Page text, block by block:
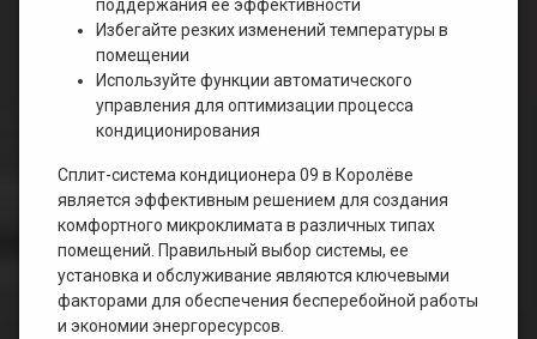
поддержания ее эффективности
Избегайте резких изменений температуры в
помещении
Используйте функции автоматического
управления для оптимизации процесса
кондиционирования
Сплит-система кондиционера 09 в Королёве
является эффективным решением для создания
комфортного микроклимата в различных типах
помещений. Правильный выбор системы, ее
установка и обслуживание являются ключевыми
факторами для обеспечения бесперебойной работы
и экономии энергоресурсов.